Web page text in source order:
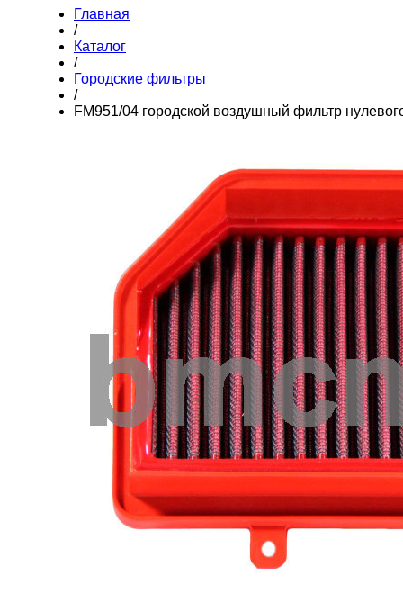
Главная
/
Каталог
/
Городские фильтры
/
FM951/04 городской воздушный фильтр